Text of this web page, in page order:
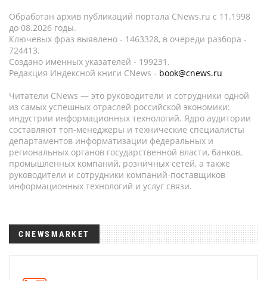
Обработан архив публикаций портала CNews.ru c 11.1998
до 08.2026 годы.
Ключевых фраз выявлено - 1463328, в очереди разбора -
724413.
Создано именных указателей - 199231.
Редакция Индексной книги CNews - book@cnews.ru
Читатели CNews — это руководители и сотрудники одной
из самых успешных отраслей российской экономики:
индустрии информационных технологий. Ядро аудитории
составляют топ-менеджеры и технические специалисты
департаментов информатизации федеральных и
региональных органов государственной власти, банков,
промышленных компаний, розничных сетей, а также
руководители и сотрудники компаний-поставщиков
информационных технологий и услуг связи.
CNEWSMARKET